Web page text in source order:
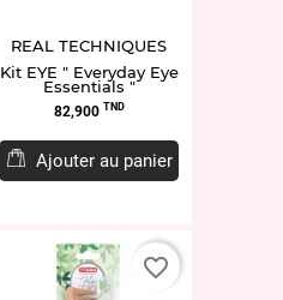
REAL TECHNIQUES
Kit EYE " Everyday Eye
Essentials "
Prix
82,900 TND
Ajouter au panier
favorite_border